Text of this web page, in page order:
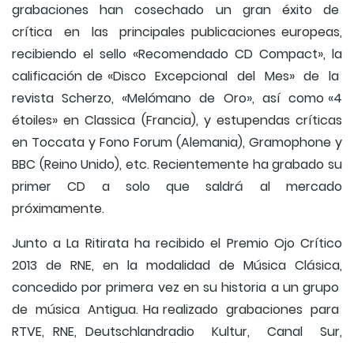
grabaciones han cosechado un gran éxito de
crítica en las principales publicaciones europeas,
recibiendo el sello «Recomendado CD Compact», la
calificación de «Disco Excepcional del Mes» de la
revista Scherzo, «Melómano de Oro», así como «4
étoiles» en Classica (Francia), y estupendas críticas
en Toccata y Fono Forum (Alemania), Gramophone y
BBC (Reino Unido), etc. Recientemente ha grabado su
primer CD a solo que saldrá al mercado
próximamente.
Junto a La Ritirata ha recibido el Premio Ojo Crítico
2013 de RNE, en la modalidad de Música Clásica,
concedido por primera vez en su historia a un grupo
de música Antigua. Ha realizado grabaciones para
RTVE, RNE, Deutschlandradio Kultur, Canal Sur,